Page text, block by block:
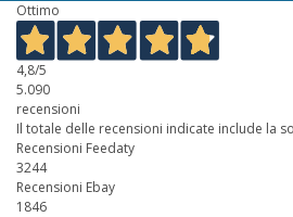
Ottimo
4,8/5
5.090
recensioni
Il totale delle recensioni indicate include la
Recensioni Feedaty
3244
Recensioni Ebay
1846